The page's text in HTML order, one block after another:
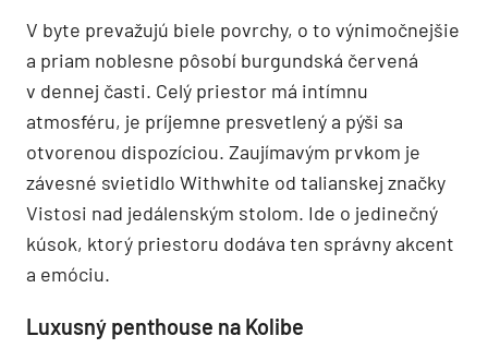
V byte prevažujú biele povrchy, o to výnimočnejšie
a priam noblesne pôsobí burgundská červená
v dennej časti. Celý priestor má intímnu
atmosféru, je príjemne presvetlený a pýši sa
otvorenou dispozíciou. Zaujímavým prvkom je
závesné svietidlo Withwhite od talianskej značky
Vistosi nad jedálenským stolom. Ide o jedinečný
kúsok, ktorý priestoru dodáva ten správny akcent
a emóciu.
Luxusný penthouse na Kolibe